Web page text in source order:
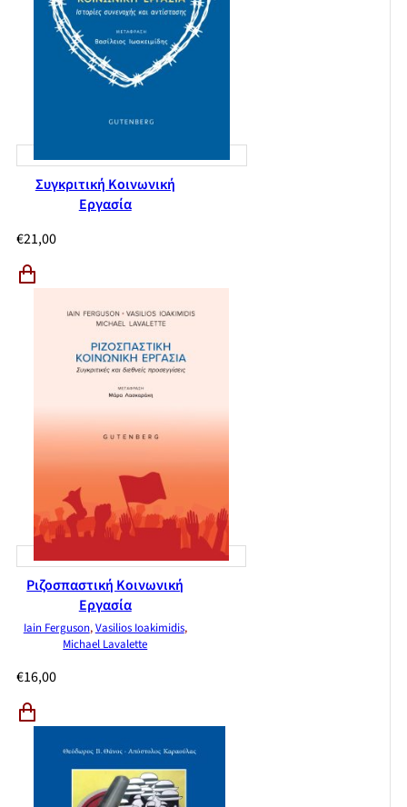
Συγκριτική Κοινωνική
Εργασία
€21,00
Ριζοσπαστική Κοινωνική
Εργασία
Iain Ferguson,Vasilios Ioakimidis,
Michael Lavalette
€16,00